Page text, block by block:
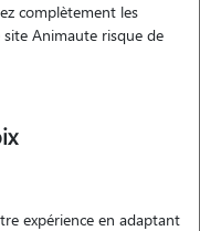
complètement les
Animaute risque de
expérience en adaptant